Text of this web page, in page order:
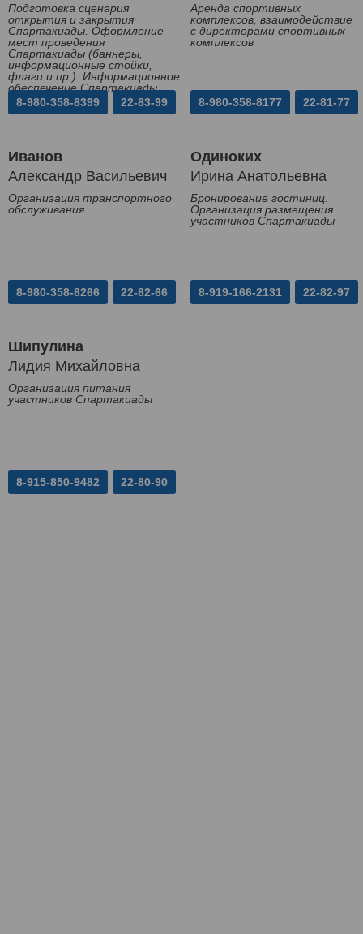
Подготовка сценария
открытия и закрытия
Спартакиады. Оформление
мест проведения
Спартакиады (баннеры,
информационные стойки,
флаги и пр.). Информационное
обеспечение Спартакиады
8-980-358-8399
22-83-99
Аренда спортивных
комплексов, взаимодействие
с директорами спортивных
комплексов
8-980-358-8177 22-81-77
Иванов
Александр Васильевич
Организация транспортного
обслуживания
8-980-358-8266 22-82-66
Одиноких
Ирина Анатольевна
Бронирование гостиниц.
Организация размещения
участников Спартакиады
8-919-166-2131 22-82-97
Шипулина
Лидия Михайловна
Организация питания
участников Спартакиады
8-915-850-9482 22-80-90